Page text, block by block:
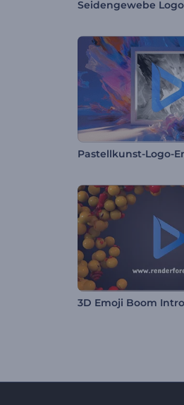
Seidengewebe
Pastellkunst-Logo-
3D Emoji Boom Intro